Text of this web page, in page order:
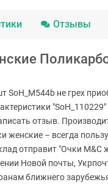
Отзывы
не грех
отзыв.
женские – всегда
отправит "Очки
Новой почты,
ближнего